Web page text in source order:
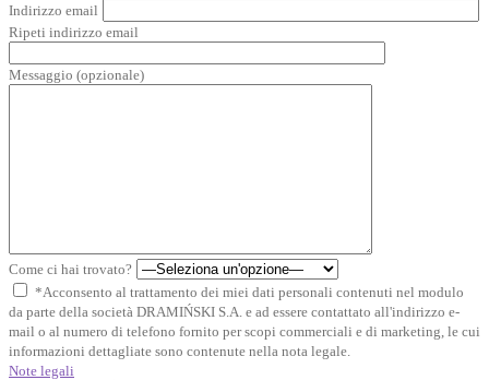
Indirizzo email
Ripeti indirizzo email
Messaggio (opzionale)
Come ci hai trovato?
*Acconsento al trattamento dei miei dati personali contenuti nel modulo
da parte della società DRAMIŃSKI S.A. e ad essere contattato all'indirizzo e-
mail o al numero di telefono fornito per scopi commerciali e di marketing, le cui
informazioni dettagliate sono contenute nella nota legale.
Note legali